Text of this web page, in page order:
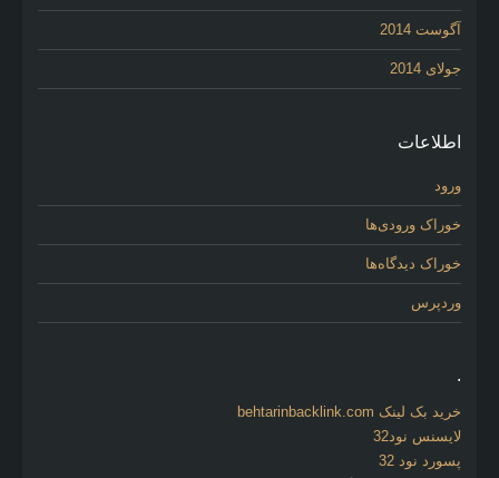
آگوست 2014
جولای 2014
اطلاعات
ورود
خوراک ورودی‌ها
خوراک دیدگاه‌ها
وردپرس
.
خرید بک لینک behtarinbacklink.com
لایسنس نود32
پسورد نود 32